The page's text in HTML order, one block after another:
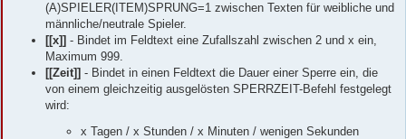
(A)SPIELER(ITEM)SPRUNG=1 zwischen Texten für weibliche und
männliche/neutrale Spieler.
[[x]] - Bindet im Feldtext eine Zufallszahl zwischen 2 und x ein,
Maximum 999.
[[Zeit]] - Bindet in einen Feldtext die Dauer einer Sperre ein, die
von einem gleichzeitig ausgelösten SPERRZEIT-Befehl festgelegt
wird:
x Tagen / x Stunden / x Minuten / wenigen Sekunden